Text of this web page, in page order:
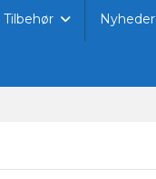
Tilbehør Nyheder